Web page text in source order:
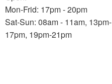
Mon-Frid: 17pm - 20pm
Sat-Sun: 08am - 11am, 13pm-
17pm, 19pm-21pm